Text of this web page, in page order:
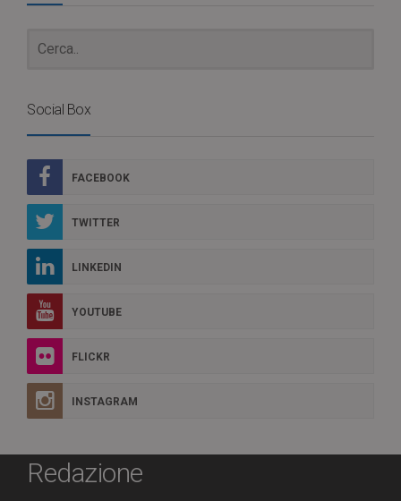
Social Box
FACEBOOK
TWITTER
LINKEDIN
YOUTUBE
FLICKR
INSTAGRAM
Redazione